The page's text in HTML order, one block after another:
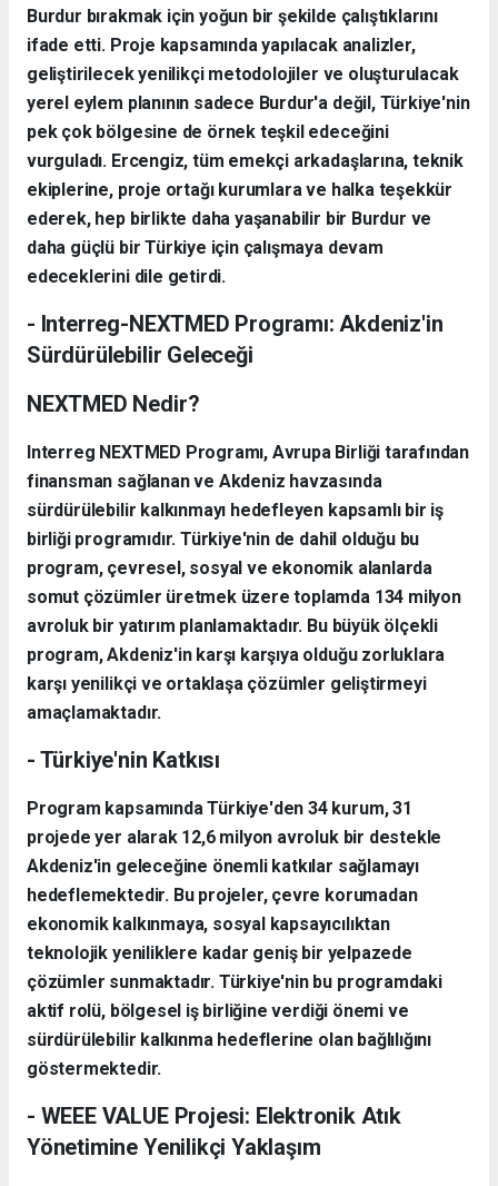
Burdur bırakmak için yoğun bir şekilde çalıştıklarını
ifade etti. Proje kapsamında yapılacak analizler,
geliştirilecek yenilikçi metodolojiler ve oluşturulacak
yerel eylem planının sadece Burdur'a değil, Türkiye'nin
pek çok bölgesine de örnek teşkil edeceğini
vurguladı. Ercengiz, tüm emekçi arkadaşlarına, teknik
ekiplerine, proje ortağı kurumlara ve halka teşekkür
ederek, hep birlikte daha yaşanabilir bir Burdur ve
daha güçlü bir Türkiye için çalışmaya devam
edeceklerini dile getirdi.
- Interreg-NEXTMED Programı: Akdeniz'in
Sürdürülebilir Geleceği
NEXTMED Nedir?
Interreg NEXTMED Programı, Avrupa Birliği tarafından
finansman sağlanan ve Akdeniz havzasında
sürdürülebilir kalkınmayı hedefleyen kapsamlı bir iş
birliği programıdır. Türkiye'nin de dahil olduğu bu
program, çevresel, sosyal ve ekonomik alanlarda
somut çözümler üretmek üzere toplamda 134 milyon
avroluk bir yatırım planlamaktadır. Bu büyük ölçekli
program, Akdeniz'in karşı karşıya olduğu zorluklara
karşı yenilikçi ve ortaklaşa çözümler geliştirmeyi
amaçlamaktadır.
- Türkiye'nin Katkısı
Program kapsamında Türkiye'den 34 kurum, 31
projede yer alarak 12,6 milyon avroluk bir destekle
Akdeniz'in geleceğine önemli katkılar sağlamayı
hedeflemektedir. Bu projeler, çevre korumadan
ekonomik kalkınmaya, sosyal kapsayıcılıktan
teknolojik yeniliklere kadar geniş bir yelpazede
çözümler sunmaktadır. Türkiye'nin bu programdaki
aktif rolü, bölgesel iş birliğine verdiği önemi ve
sürdürülebilir kalkınma hedeflerine olan bağlılığını
göstermektedir.
- WEEE VALUE Projesi: Elektronik Atık
Yönetimine Yenilikçi Yaklaşım